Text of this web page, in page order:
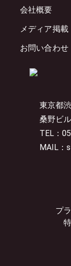
東京都
桑野ビ
TEL：
MAIL：
プ
会社概要
メディア掲載
お問い合わせ